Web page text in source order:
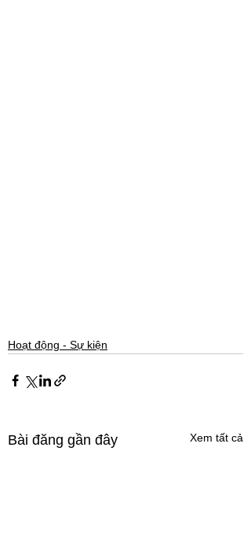
Hoạt động - Sự kiện
Bài đăng gần đây Xem tất cả